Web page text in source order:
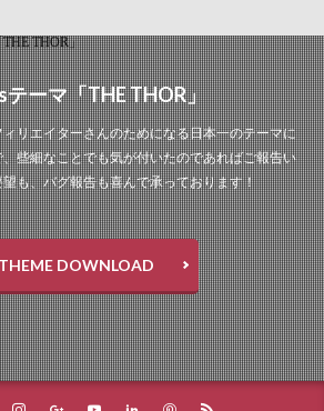
ーマ「THE THOR」
リエイターさんのためになる日本一のテーマに
些細なことでも気が付いたのであればご報告い
も、バグ報告も喜んで承っております！
THEME DOWNLOAD